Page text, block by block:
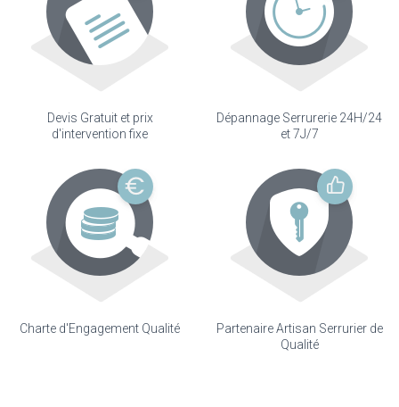
Devis Gratuit et prix
d'intervention fixe
Dépannage Serrurerie 24H/24
et 7J/7
Charte d'Engagement Qualité
Partenaire Artisan Serrurier de
Qualité